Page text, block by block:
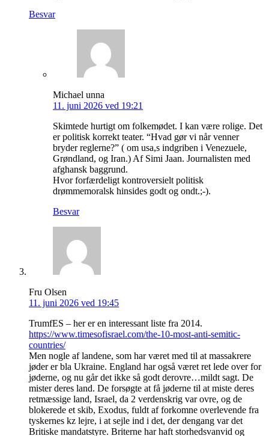
Besvar
Michael unna
11. juni 2026 ved 19:21
Skimtede hurtigt om folkemødet. I kan være rolige. Det
er politisk korrekt teater. “Hvad gør vi når venner
bryder reglerne?” ( om usa,s indgriben i Venezuele,
Grøndland, og Iran.) Af Simi Jaan. Journalisten med
afghansk baggrund.
Hvor forfærdeligt kontroversielt politisk
drømmemoralsk hinsides godt og ondt.;-).
Besvar
Fru Olsen
11. juni 2026 ved 19:45
TrumfES – her er en interessant liste fra 2014.
https://www.timesofisrael.com/the-10-most-anti-semitic-
countries/
Men nogle af landene, som har været med til at massakrere
jøder er bla Ukraine. England har også været ret lede over for
jøderne, og nu går det ikke så godt derovre…mildt sagt. De
mister deres land. De forsøgte at få jøderne til at miste deres
retmæssige land, Israel, da 2 verdenskrig var ovre, og de
blokerede et skib, Exodus, fuldt af forkomne overlevende fra
tyskernes kz lejre, i at sejle ind i det, der dengang var det
Britiske mandatstyre. Briterne har haft storhedsvanvid og